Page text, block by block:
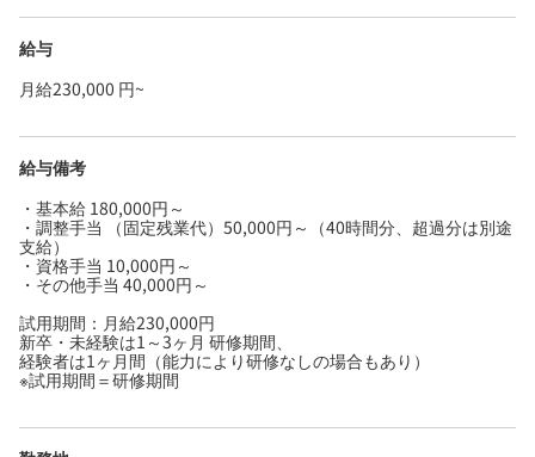
給与
月給230,000 円~
給与備考
・基本給 180,000円～
・調整手当 （固定残業代）50,000円～（40時間分、超過分は別途
支給）
・資格手当 10,000円～
・その他手当 40,000円～
試用期間：月給230,000円
新卒・未経験は1～3ヶ月 研修期間、
経験者は1ヶ月間（能力により研修なしの場合もあり）
※試用期間＝研修期間